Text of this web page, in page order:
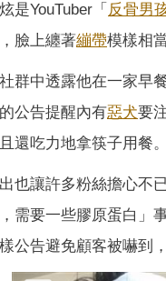
是YouTuber「 反骨男
，臉上纏著繃帶模樣相
群中透露他在一家早
公告提醒內有惡犬要
還吃力地拿筷子用餐。
也讓許多粉絲擔心不
需要一些膠原蛋白」
公告避免顧客被嚇到